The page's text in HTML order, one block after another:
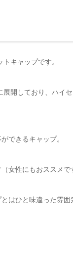
キャップです。
開しており、ハイ
できるキャップ。
女性にもおススメで
はひと味違った雰囲